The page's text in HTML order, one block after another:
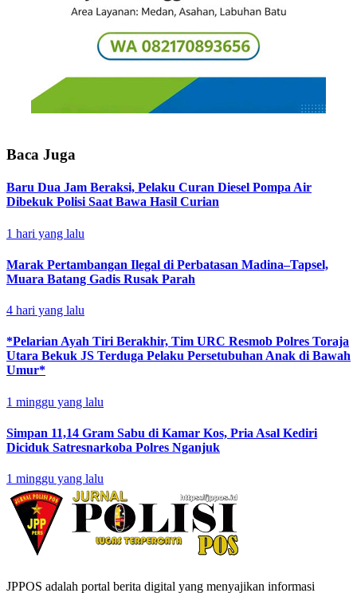
Baca Juga
Baru Dua Jam Beraksi, Pelaku Curan Diesel Pompa Air
Dibekuk Polisi Saat Bawa Hasil Curian
1 hari yang lalu
Marak Pertambangan Ilegal di Perbatasan Madina–Tapsel,
Muara Batang Gadis Rusak Parah
4 hari yang lalu
*Pelarian Ayah Tiri Berakhir, Tim URC Resmob Polres Toraja
Utara Bekuk JS Terduga Pelaku Persetubuhan Anak di Bawah
Umur*
1 minggu yang lalu
Simpan 11,14 Gram Sabu di Kamar Kos, Pria Asal Kediri
Diciduk Satresnarkoba Polres Nganjuk
1 minggu yang lalu
JPPOS adalah portal berita digital yang menyajikan informasi